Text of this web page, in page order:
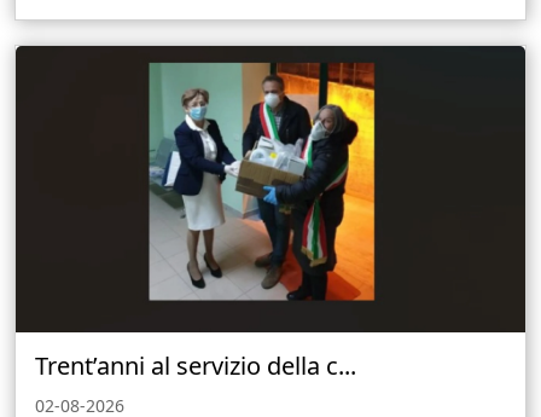
Trent’anni al servizio della c...
02-08-2026